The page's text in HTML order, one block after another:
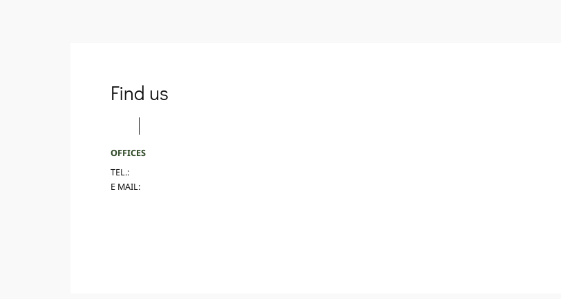
Find us
OFFICES
TEL.:
E MAIL: